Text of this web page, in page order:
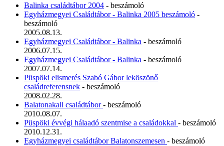
Balinka családtábor 2004 - beszámoló
Egyházmegyei Családtábor - Balinka 2005 beszámoló -
beszámoló
2005.08.13.
Egyházmegyei Családtábor - Balinka - beszámoló
2006.07.15.
Egyházmegyei Családtábor - Balinka - beszámoló
2007.07.14.
Püspöki elismerés Szabó Gábor leköszönő
családreferensnek - beszámoló
2008.02.28.
Balatonakali családtábor- beszámoló
2010.08.07.
Püspöki évvégi hálaadó szentmise a családokkal - beszámoló
2010.12.31.
Egyházmegyei családtábor Balatonszemesen - beszámoló